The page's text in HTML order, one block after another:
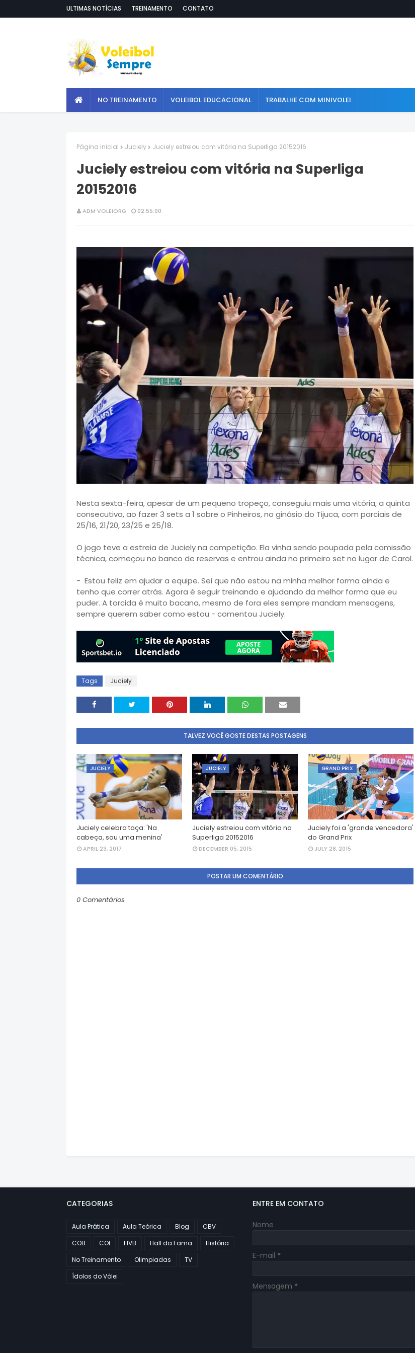
ULTIMAS NOTÍCIAS TREINAMENTO CONTATO
NO TREINAMENTO VOLEIBOL EDUCACIONAL TRABALHE COM MINIVOLEI
Página inicial Juciely Juciely estreiou com vitória na Superliga 20152016
Juciely estreiou com vitória na Superliga
20152016
ADM VOLEIORG 02:55:00
Nesta sexta-feira, apesar de um pequeno tropeço, conseguiu mais uma vitória, a quinta
consecutiva, ao fazer 3 sets a 1 sobre o Pinheiros, no ginásio do Tijuca, com parciais de
25/16, 21/20, 23/25 e 25/18.
O jogo teve a estreia de Juciely na competição. Ela vinha sendo poupada pela comissão
técnica, começou no banco de reservas e entrou ainda no primeiro set no lugar de Carol.
- Estou feliz em ajudar a equipe. Sei que não estou na minha melhor forma ainda e
tenho que correr atrás. Agora é seguir treinando e ajudando da melhor forma que eu
puder. A torcida é muito bacana, mesmo de fora eles sempre mandam mensagens,
sempre querem saber como estou - comentou Juciely.
Tags Juciely
TALVEZ VOCÊ GOSTE DESTAS POSTAGENS
JUCIELY
Juciely celebra taça: 'Na
cabeça, sou uma menina'
APRIL 23, 2017
JUCIELY
Juciely estreiou com vitória na
Superliga 20152016
DECEMBER 05, 2015
GRAND PRIX
Juciely foi a 'grande vencedora'
do Grand Prix
JULY 28, 2015
POSTAR UM COMENTÁRIO
0 Comentários
CATEGORIAS
Aula Prática Aula Teórica Blog
CBV
COB
COI FIVB Hall da Fama
História
No Treinamento
Olimpiadas
TV
Ídolos do Vôlei
ENTRE EM CONTATO
Nome
E-mail *
Mensagem *